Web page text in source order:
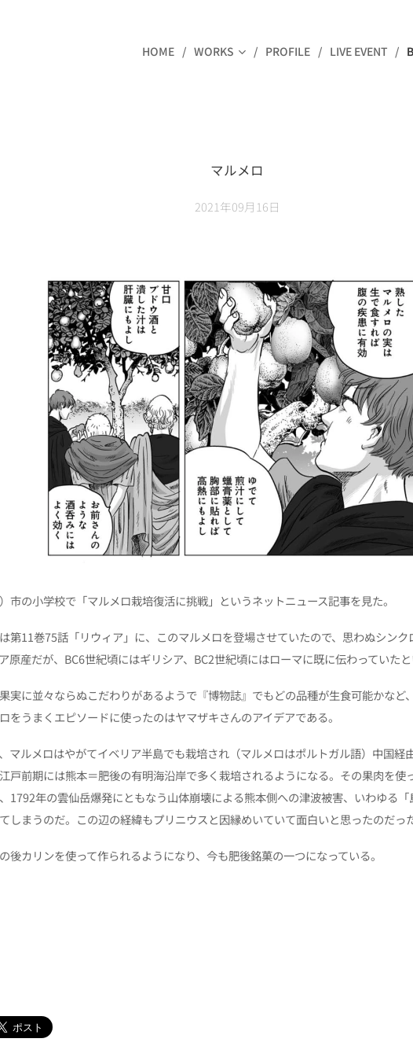
HOME WORKS PROFILE LIVE EVENT
マルメロ
2021年09月16日
市の小学校で「マルメロ栽培復活に挑戦」というネットニュース記事を見た。
第11巻75話「リウィア」に、このマルメロを登場させていたので、思わぬシン
原産だが、BC6世紀頃にはギリシア、BC2世紀頃にはローマに既に伝わっていたと
実に並々ならぬこだわりがあるようで『博物誌』でもどの品種が生食可能かなど
をうまくエピソードに使ったのはヤマザキさんのアイデアである。
マルメロはやがてイベリア半島でも栽培され（マルメロはポルトガル語）中国経
戸前期には熊本＝肥後の有明海沿岸で多く栽培されるようになる。その果肉を使
1792年の雲仙岳爆発にともなう山体崩壊による熊本側への津波被害、いわゆる
しまうのだ。この辺の経緯もプリニウスと因縁めいていて面白いと思ったのだった
後カリンを使って作られるようになり、今も肥後銘菓の一つになっている。